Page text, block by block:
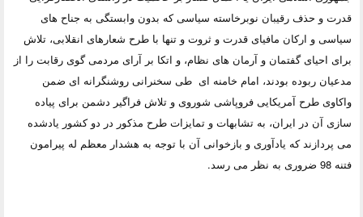
قدرت و حذف رقیبان نوبرخاسته سیاسی که بدون وابستگی به جناح های
سیاسی و ارکان مافیای قدرت و ثروت و تنها با طرح شعارهای انقلابی، تلاش
برای احیایگفتمان و آرمان های نظام، و اتکا بر آرای مردمی گوی رقابت را از
مدعیان ربوده بودند، امام خامنه ای طی سخنرانی روشنگرانه ای ضمن
واکاوی طرح آمریکایی فروپاشی شوروی و تلاش فراگیر دشمن برای پیاده
سازی آن در ایران، به تشابهات و تمایزات طرح مذکور در دو کشور یادشده
می پردازند که یادآوری و بازخوانی آن با توجه به هشدار معظم له پیرامون
فتنه 98 ضروری به نظر می رسد.